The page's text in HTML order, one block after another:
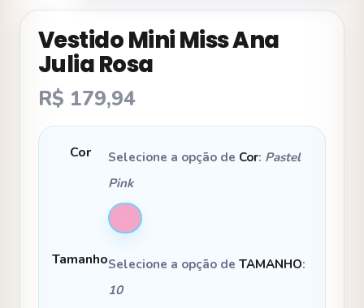
Vestido Mini Miss Ana
Julia Rosa
R$ 179,94
Cor Selecione a opção de Cor: Pastel
Pink
TamanhoSelecione a opção de TAMANHO:
10